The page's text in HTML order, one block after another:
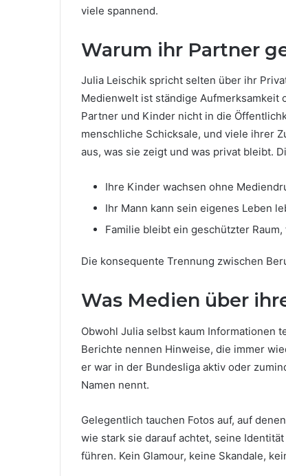
viele spannend.
Warum ihr Partner
Julia Leischik spricht selten über ihr
Medienwelt ist ständige Aufmerksamkeit
Partner und Kinder nicht in die
menschliche Schicksale, und viele ihrer
aus, was sie zeigt und was privat bleibt.
Ihre Kinder wachsen ohne
Ihr Mann kann sein eigenes Leben
Familie bleibt ein geschützter
Die konsequente Trennung zwischen
Was Medien über
Obwohl Julia selbst kaum Informationen
Berichte nennen Hinweise, die immer
er war in der Bundesliga aktiv oder
Namen nennt.
Gelegentlich tauchen Fotos auf, auf
wie stark sie darauf achtet, seine
führen. Kein Glamour, keine Skandale,